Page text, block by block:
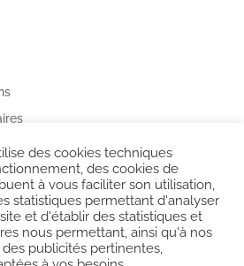
données et mentions légales
des cookies techniques
des cookies de
à vous faciliter son utilisation,
statistiques permettant d'analyser
et d'établir des statistiques et
nous permettant, ainsi qu'à nos
publicités pertinentes,